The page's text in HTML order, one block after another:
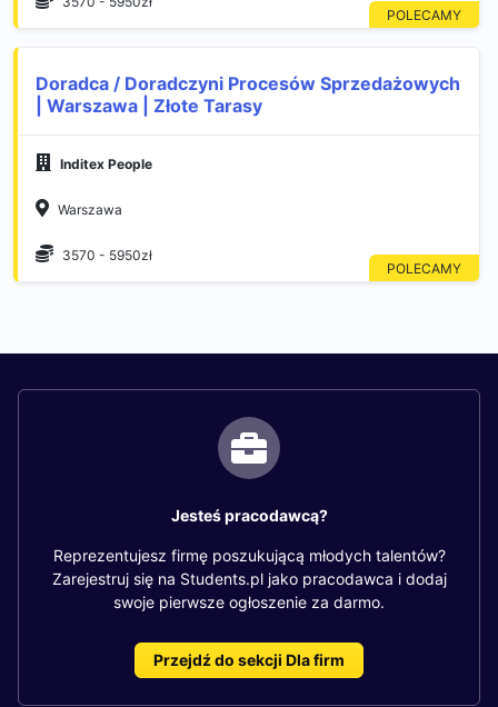
Doradca / Doradczyni Procesów Sprzedażowych
| Warszawa | Złote Tarasy
Inditex People
Warszawa
3570 - 5950zł
Jesteś pracodawcą?
Reprezentujesz firmę poszukującą młodych talentów?
Zarejestruj się na Students.pl jako pracodawca i dodaj
swoje pierwsze ogłoszenie za darmo.
Przejdź do sekcji Dla firm